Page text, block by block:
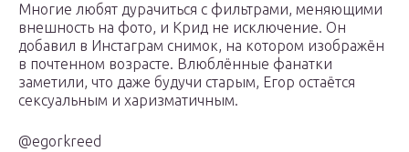
Многие любят дурачиться с фильтрами, меняющими
внешность на фото, и Крид не исключение. Он
добавил в Инстаграм снимок, на котором изображён
в почтенном возрасте. Влюблённые фанатки
заметили, что даже будучи старым, Егор остаётся
сексуальным и харизматичным.
@egorkreed